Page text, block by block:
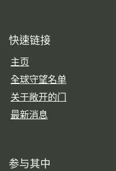
快速链接
主页
全球守望名单
关于敞开的门
最新消息
参与其中